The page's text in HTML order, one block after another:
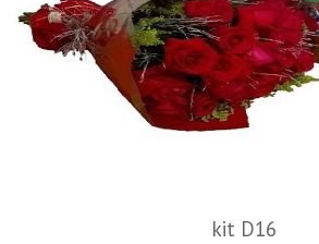
kit D16